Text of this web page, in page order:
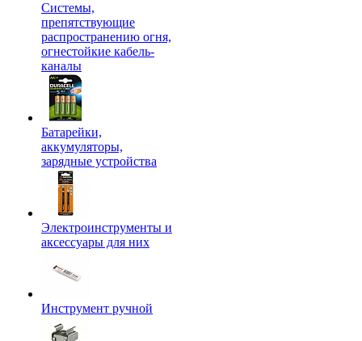
Системы,
препятствующие
распространению огня,
огнестойкие кабель-
каналы
Батарейки,
аккумуляторы,
зарядные устройства
Электроинструменты и
аксессуары для них
Инструмент ручной